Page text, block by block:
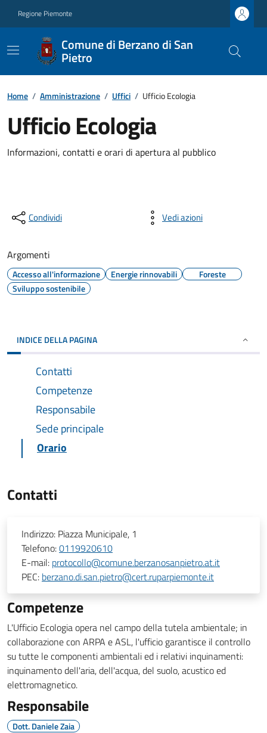
Regione Piemonte
Comune di Berzano di San
Pietro
Home / Amministrazione / Uffici / Ufficio Ecologia
Ufficio Ecologia
Informazioni, contatti e orari di apertura al pubblico
Condividi Vedi azioni
Argomenti
Accesso all'informazione Energie rinnovabili
Foreste
Sviluppo sostenibile
INDICE DELLA PAGINA
Contatti
Competenze
Responsabile
Sede principale
Orario
Contatti
Indirizzo: Piazza Municipale, 1
Telefono:0119920610
E-mail: protocollo@comune.berzanosanpietro.at.it
PEC: berzano.di.san.pietro@cert.ruparpiemonte.it
Competenze
L'Ufficio Ecologia opera nel campo della tutela ambientale; in
collaborazione con ARPA e ASL, l'ufficio garantisce il controllo
su tutte le componenti ambientali ed i relativi inquinamenti:
inquinamento dell'aria, dell'acqua, del suolo, acustico ed
elettromagnetico.
Responsabile
Dott. Daniele Zaia